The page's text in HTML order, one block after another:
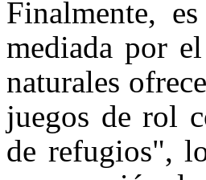
Finalmente,
mediada por
naturales
juegos de rol
de refugios",